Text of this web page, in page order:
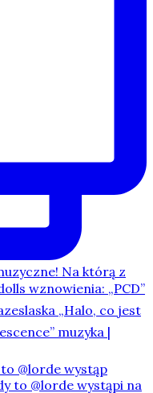
@lorde wystąp